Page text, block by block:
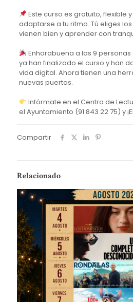
Este curso es gratuito, flexible
adaptarse a tu ritmo. Tú eliges
vienen bien y aprender con
Enhorabuena a las 9
ya han finalizado el curso y han
vida digital. Ahora tienen una
nuevas puertas.
Infórmate en el Centro de
el Ayuntamiento (91 843 22 75) y
Compartir
Relacionado